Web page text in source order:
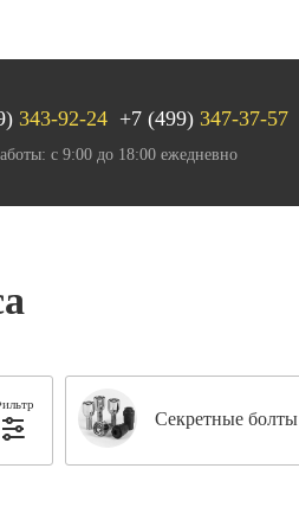
343-92-24 +7 (499) 347-37-57
с 9:00 до 18:00 ежедневно
Секретные болты